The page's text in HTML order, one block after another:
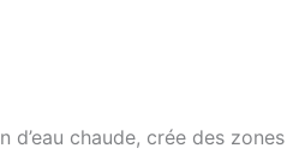
d’eau chaude, crée des